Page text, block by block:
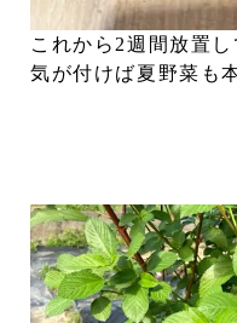
これから2週間放置し
気が付けば夏野菜も